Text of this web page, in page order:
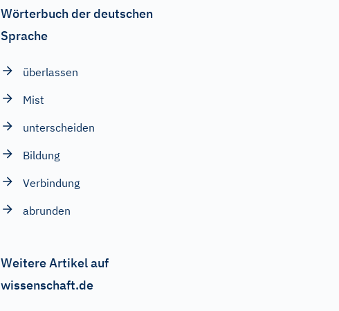
Wörterbuch der deutschen
Sprache
überlassen
Mist
unterscheiden
Bildung
Verbindung
abrunden
Weitere Artikel auf
wissenschaft.de